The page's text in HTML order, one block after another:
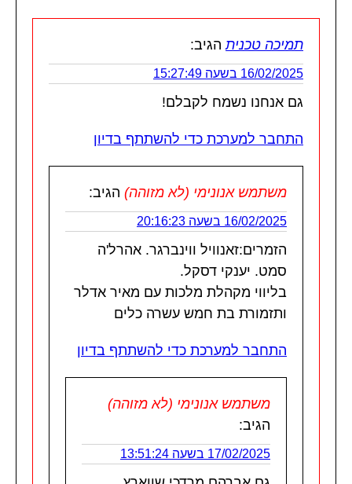
תמיכה טכנית הגיב:
16/02/2025 בשעה 15:27:49
גם אנחנו נשמח לקבלם!
התחבר למערכת כדי להשתתף בדיון
משתמש אנונימי (לא מזוהה) הגיב:
16/02/2025 בשעה 20:16:23
הזמרים:זאנוויל ווינברגר. אהרל'ה
סמט. יענקי דסקל.
בליווי מקהלת מלכות עם מאיר אדלר
ותזמורת בת חמש עשרה כלים
התחבר למערכת כדי להשתתף בדיון
משתמש אנונימי (לא מזוהה)
הגיב:
17/02/2025 בשעה 13:51:24